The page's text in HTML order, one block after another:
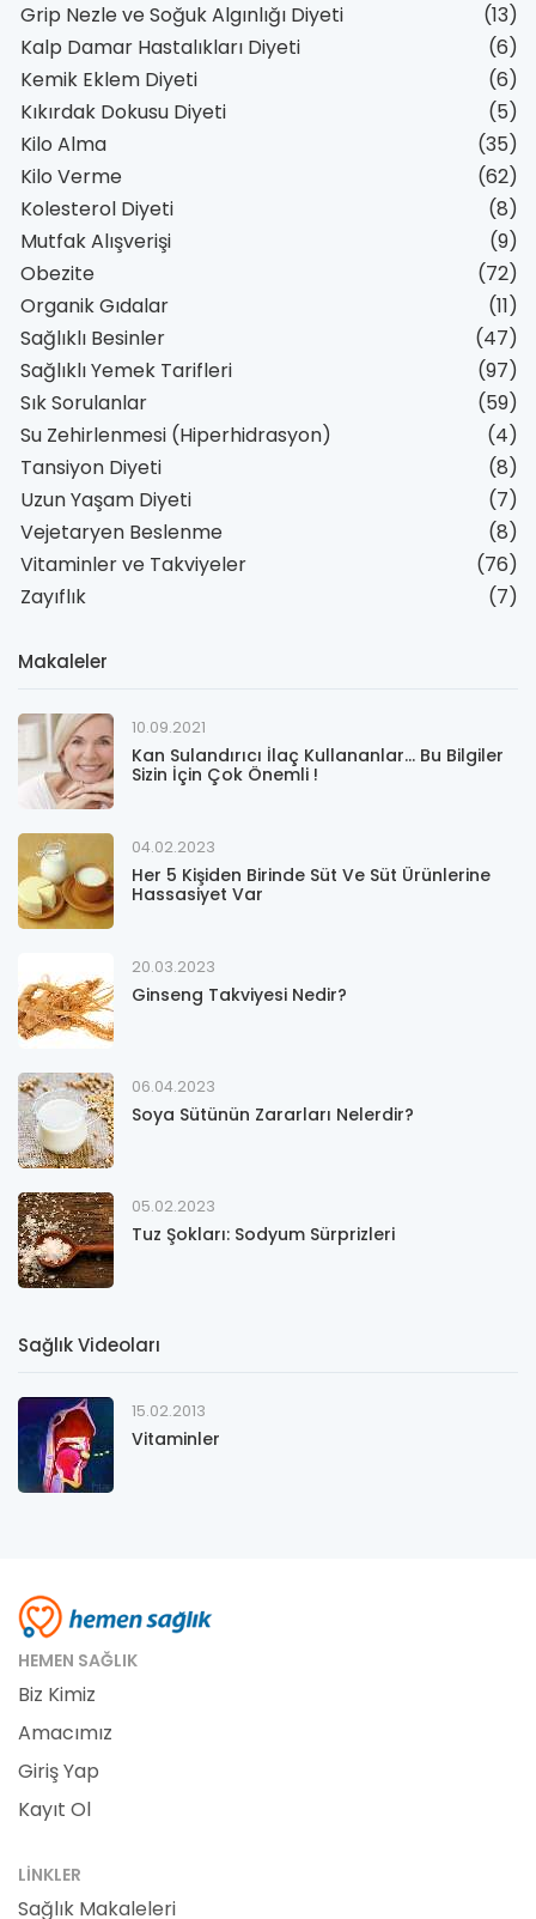
Grip Nezle ve Soğuk Algınlığı Diyeti
(13)
Kalp Damar Hastalıkları Diyeti
(6)
Kemik Eklem Diyeti
(6)
Kıkırdak Dokusu Diyeti
(5)
Kilo Alma
(35)
Kilo Verme
(62)
Kolesterol Diyeti
(8)
Mutfak Alışverişi
(9)
Obezite
(72)
Organik Gıdalar
(11)
Sağlıklı Besinler
(47)
Sağlıklı Yemek Tarifleri
(97)
Sık Sorulanlar
(59)
Su Zehirlenmesi (Hiperhidrasyon)
(4)
Tansiyon Diyeti
(8)
Uzun Yaşam Diyeti
(7)
Vejetaryen Beslenme
(8)
Vitaminler ve Takviyeler
(76)
Zayıflık
(7)
Makaleler
10.09.2021
Kan Sulandırıcı İlaç Kullananlar... Bu Bilgiler
Sizin İçin Çok Önemli !
04.02.2023
Her 5 Kişiden Birinde Süt Ve Süt Ürünlerine
Hassasiyet Var
20.03.2023
Ginseng Takviyesi Nedir?
06.04.2023
Soya Sütünün Zararları Nelerdir?
05.02.2023
Tuz Şokları: Sodyum Sürprizleri
Sağlık Videoları
15.02.2013
Vitaminler
HEMEN SAĞLIK
Biz Kimiz
Amacımız
Giriş Yap
Kayıt Ol
LINKLER
Sağlık Makaleleri